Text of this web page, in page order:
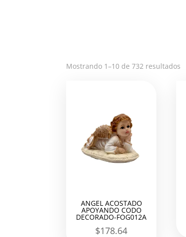
Mostrando 1–10 de 732 resultados
ANGEL ACOSTADO
APOYANDO CODO
DECORADO-FOG012A
$178.64